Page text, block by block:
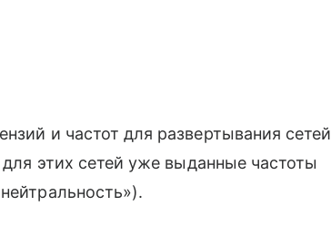
и частот для развертывания сетей
этих сетей уже выданные частоты